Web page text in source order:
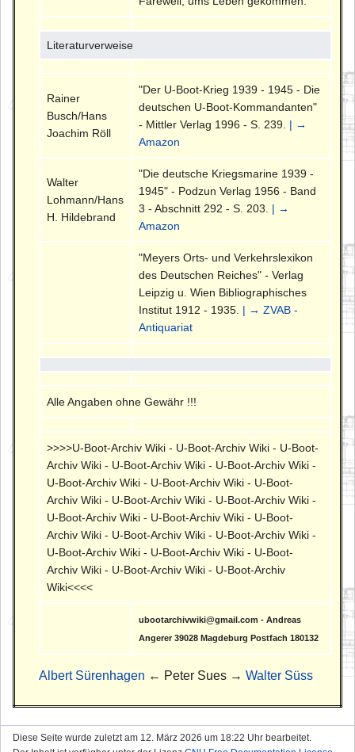
Literaturverweise
Rainer
Busch/Hans
Joachim Röll
"Der U-Boot-Krieg 1939 - 1945 - Die
deutschen U-Boot-Kommandanten"
- Mittler Verlag 1996 - S. 239. | →
Amazon
Walter
Lohmann/Hans
H. Hildebrand
"Die deutsche Kriegsmarine 1939 -
1945" - Podzun Verlag 1956 - Band
3 - Abschnitt 292 - S. 203. | →
Amazon
"Meyers Orts- und Verkehrslexikon
des Deutschen Reiches" - Verlag
Leipzig u. Wien Bibliographisches
Institut 1912 - 1935. | → ZVAB -
Antiquariat
Alle Angaben ohne Gewähr !!!
>>>>U-Boot-Archiv Wiki - U-Boot-Archiv Wiki - U-Boot-
Archiv Wiki - U-Boot-Archiv Wiki - U-Boot-Archiv Wiki -
U-Boot-Archiv Wiki - U-Boot-Archiv Wiki - U-Boot-
Archiv Wiki - U-Boot-Archiv Wiki - U-Boot-Archiv Wiki -
U-Boot-Archiv Wiki - U-Boot-Archiv Wiki - U-Boot-
Archiv Wiki - U-Boot-Archiv Wiki - U-Boot-Archiv Wiki -
U-Boot-Archiv Wiki - U-Boot-Archiv Wiki - U-Boot-
Archiv Wiki - U-Boot-Archiv Wiki - U-Boot-Archiv
Wiki<<<<
ubootarchivwiki@gmail.com - Andreas
Angerer 39028 Magdeburg Postfach 180132
Albert Sürenhagen ← Peter Sues → Walter Süss
Diese Seite wurde zuletzt am 12. März 2026 um 18:22 Uhr bearbeitet.